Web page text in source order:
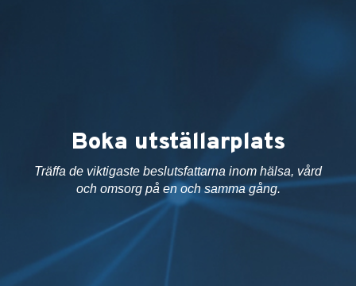
Boka utställarplats
Träffa de viktigaste beslutsfattarna inom hälsa, vård
och omsorg på en och samma gång.